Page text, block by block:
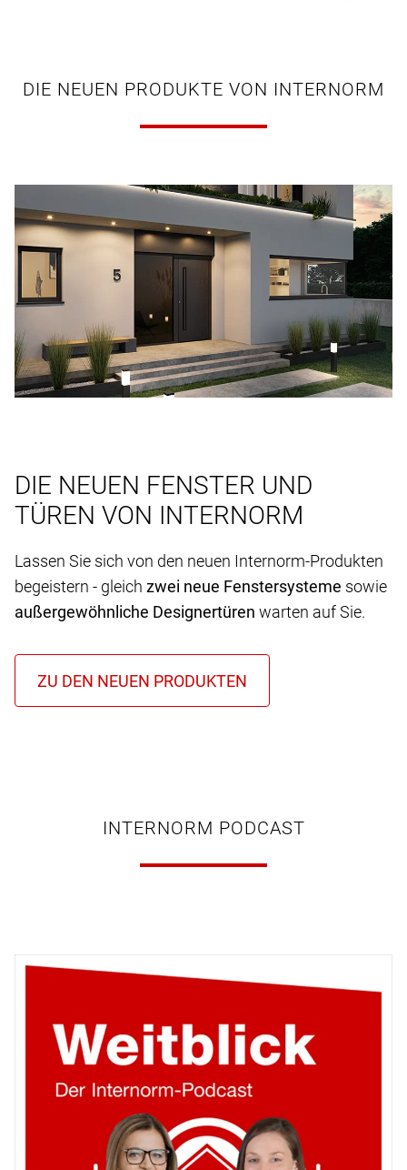
DIE NEUEN PRODUKTE VON INTERNORM
DIE NEUEN FENSTER UND
TÜREN VON INTERNORM
Lassen Sie sich von den neuen Internorm-Produkten
begeistern - gleich zwei neue Fenstersysteme sowie
außergewöhnliche Designertüren warten auf Sie.
INTERNORM PODCAST